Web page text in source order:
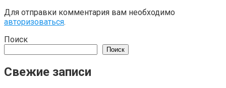
Для отправки комментария вам необходимо
авторизоваться.
Поиск
Поиск
Свежие записи